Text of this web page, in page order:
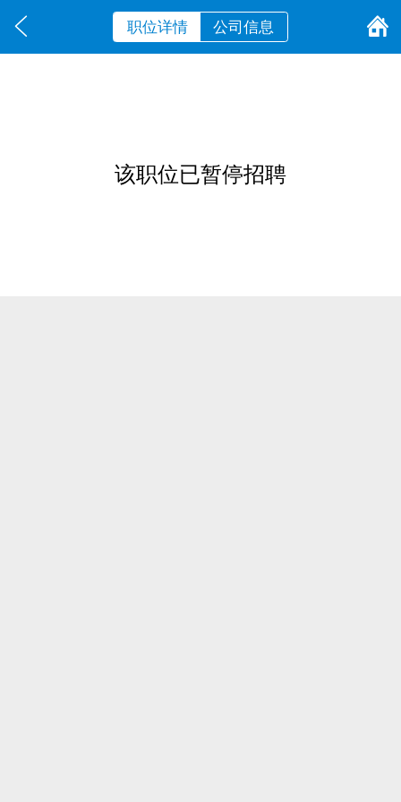
职位详情 公司信息
该职位已暂停招聘